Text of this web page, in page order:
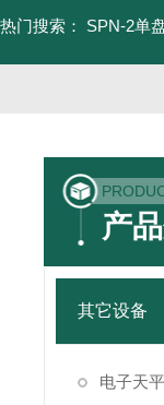
热门搜索： SPN-2单
产
其它设备
电子天平